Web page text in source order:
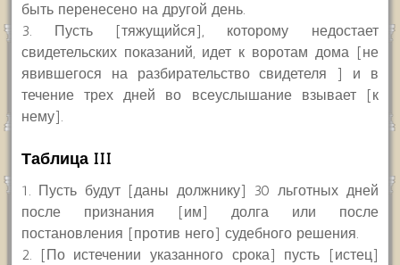
быть перенесено на другой день.
3. Пусть [тяжущийся], которому недостает
свидетельских показаний, идет к воротам дома [не
явившегося на разбирательство свидетеля ] и в
течение трех дней во всеуслышание взывает [к
нему].
Таблица III
1. Пусть будут [даны должнику] 30 льготных дней
после признания [им] долга или после
постановления [против него] судебного решения.
2. [По истечении указанного срока] пусть [истец]